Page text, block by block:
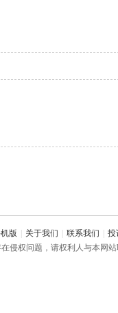
版 关于我们 联系我们 投
权问题，请权利人与本网站